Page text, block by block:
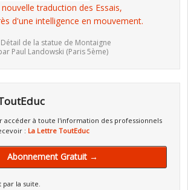
traduction des Essais,
d'une intelligence en mouvement.
de la statue de Montaigne
Paul Landowski (Paris 5ème)
accéder à toute l'information des professionnels
: La Lettre ToutEduc
Abonnement Gratuit →
par la suite.